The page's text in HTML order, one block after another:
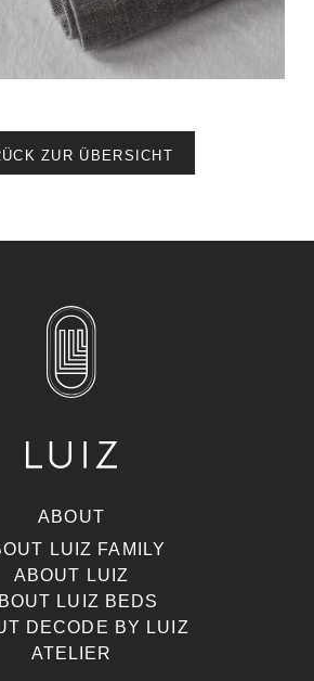
ZUR ÜBERSICHT
ABOUT
LUIZ FAMILY
ABOUT LUIZ
LUIZ BEDS
DECODE BY LUIZ
ATELIER